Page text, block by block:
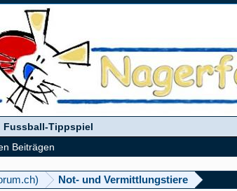
Not- und Vermittlungstiere
Beiträgen
Fussball-Tippspiel